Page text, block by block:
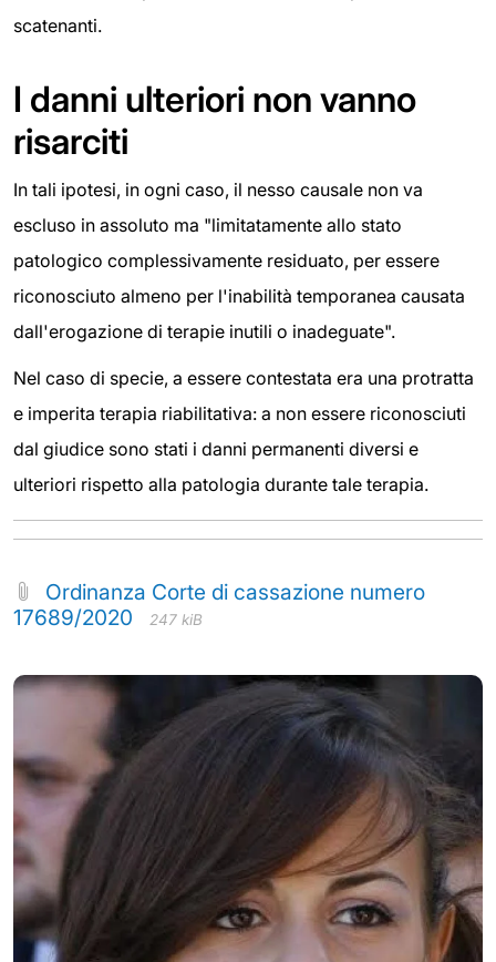
scatenanti.
I danni ulteriori non vanno
risarciti
In tali ipotesi, in ogni caso, il nesso causale non va
escluso in assoluto ma "limitatamente allo stato
patologico complessivamente residuato, per essere
riconosciuto almeno per l'inabilità temporanea causata
dall'erogazione di terapie inutili o inadeguate".
Nel caso di specie, a essere contestata era una protratta
e imperita terapia riabilitativa: a non essere riconosciuti
dal giudice sono stati i danni permanenti diversi e
ulteriori rispetto alla patologia durante tale terapia.
Ordinanza Corte di cassazione numero
17689/2020
247 kiB